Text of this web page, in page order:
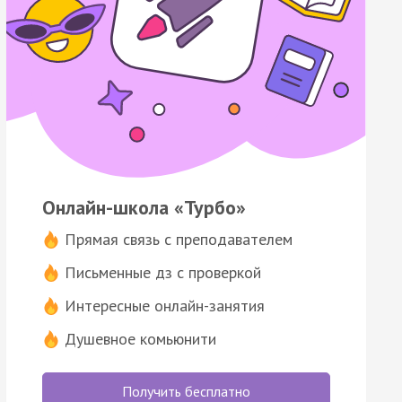
Онлайн-школа «Турбо»
Прямая связь с преподавателем
Письменные дз с проверкой
Интересные онлайн-занятия
Душевное комьюнити
Получить бесплатно